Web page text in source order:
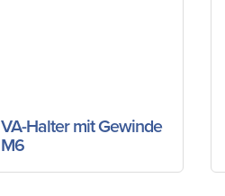
VA-Halter mit Gewinde
M6